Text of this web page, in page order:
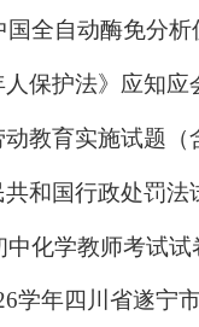
等，同时车站、机
：游客享有在良
同时不能乱扔垃
务】1.知权利·明
一项你所享有的权
要他人付出怎样的
权。教师需要精
教育实施试题（
共和国行政处罚法
中化学教师考试试